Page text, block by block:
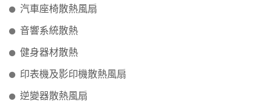
汽車座椅散熱風扇
音響系統散熱
健身器材散熱
印表機及影印機散熱風扇
逆變器散熱風扇